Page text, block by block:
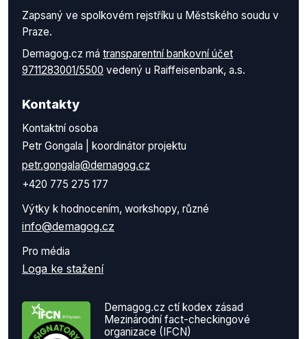
Zapsaný ve spolkovém rejstříku u Městského soudu v
Praze.
Demagog.cz má transparentní bankovní účet
9711283001/5500 vedený u Raiffeisenbank, a.s.
Kontakty
Kontaktní osoba
Petr Gongala | koordinátor projektu
petr.gongala@demagog.cz
+420 775 275 177
Výtky k hodnocením, workshopy, různé
info@demagog.cz
Pro média
Loga ke stažení
Demagog.cz ctí kodex zásad
Mezinárodní fact-checkingové
organizace (IFCN)